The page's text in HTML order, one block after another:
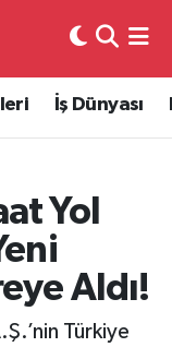
İş Dünyası
Yol
Aldı!
Türkiye